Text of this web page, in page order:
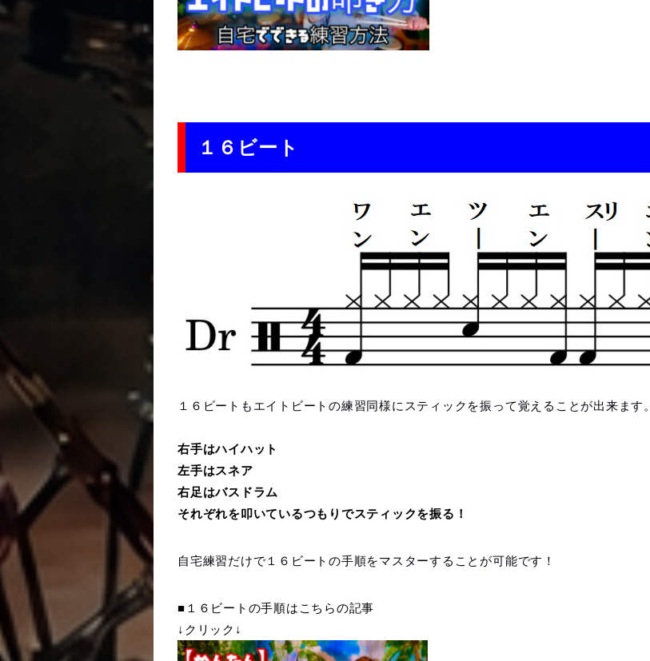
１６ビート
１６ビートもエイトビートの練習同様にスティックを振って覚えることが出来ます。
右手はハイハット
左手はスネア
右足はバスドラム
それぞれを叩いているつもりでスティックを振る！
自宅練習だけで１６ビートの手順をマスターすることが可能です！
■１６ビートの手順はこちらの記事
↓クリック↓